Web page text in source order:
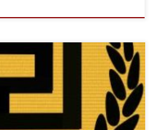
partido neonazi griego Amanecer
pasado 20 de marzo. El
preventiva tras cumplir el
la legislación griega. El